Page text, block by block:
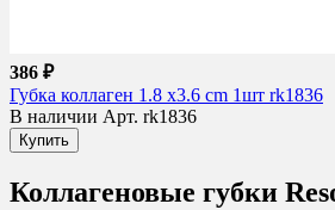
386 ₽
Губка коллаген 1.8 x3.6 cm 1шт rk1836
В наличии Арт. rk1836
Купить
Коллагеновые губки